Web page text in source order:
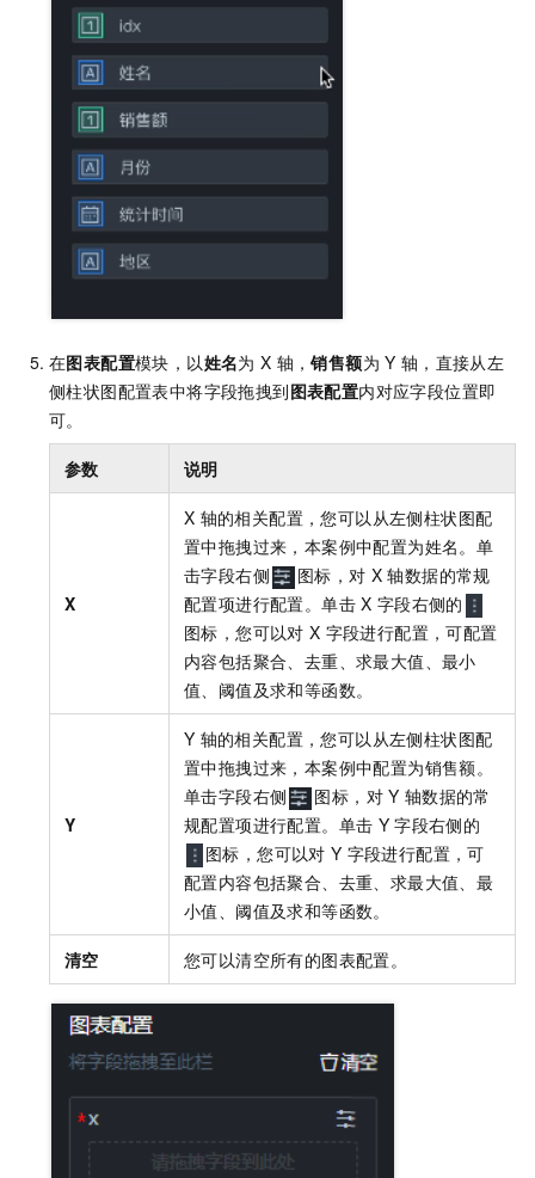
在图表配置模块，以姓名为 X 轴，销售额为 Y 轴，直接从左
侧柱状图配置表中将字段拖拽到图表配置内对应字段位置即
可。
参数 说明
X
X 轴的相关配置，您可以从左侧柱状图配
置中拖拽过来，本案例中配置为姓名。单
击字段右侧
图标，对 X 轴数据的常规
配置项进行配置。单击 X 字段右侧的
图标，您可以对 X 字段进行配置，可配置
内容包括聚合、去重、求最大值、最小
值、阈值及求和等函数。
Y
Y 轴的相关配置，您可以从左侧柱状图配
置中拖拽过来，本案例中配置为销售额。
单击字段右侧
图标，对 Y 轴数据的常
规配置项进行配置。单击 Y 字段右侧的
图标，您可以对 Y 字段进行配置，可
配置内容包括聚合、去重、求最大值、最
小值、阈值及求和等函数。
清空 您可以清空所有的图表配置。